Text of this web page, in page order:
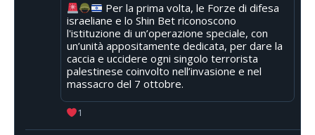
Per la prima volta, le Forze di difesa
israeliane e lo Shin Bet riconoscono
l'istituzione di un’operazione speciale, con
un’unità appositamente dedicata, per dare la
caccia e uccidere ogni singolo terrorista
palestinese coinvolto nell’invasione e nel
massacro del 7 ottobre.
1